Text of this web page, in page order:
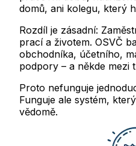
domů, ani kolegu, který
Rozdíl je zásadní:
prací a životem. OSVČ
obchodníka, účetního,
podpory – a někde mezi
Proto nefunguje
Funguje ale systém,
vědomě.